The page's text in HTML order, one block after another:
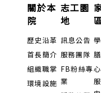
關於本
院
歷史沿革
首長簡介
組織職掌
環境設施
志工園
地
訊息公告
服務團隊
FB粉絲專
業